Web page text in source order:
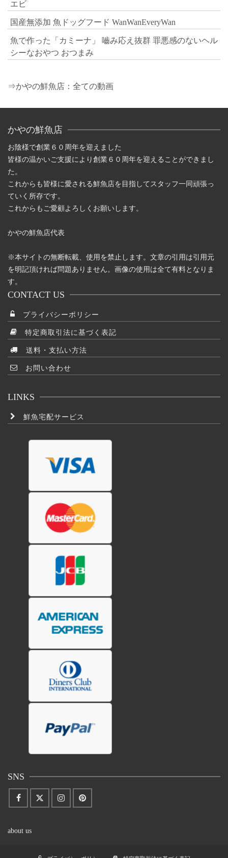
エビ
国産無添加 魚ドッグフード WanWanEveryWan
魚で作った「カミーナ」 嚙み応え抜群 罪悪感のないヘル
シーなおやつ おつまみ
⇒かやの鮮魚店：全ての動画
かやの鮮魚店
お陰様で創業６０周年を迎えました
皆様の温かいご支援により創業６０周年を迎えることができまし
た。
これからも皆様に愛される鮮魚店を目指してスタッフ一同頑張っ
ていく所存です。
これからもご愛顧よろしくお願いします。
かやの鮮魚店代表
※本サイトの無断転載、使用を禁止します。文章の引用は引用元
を明記頂ければ問題ありません。画像の使用は全て有料となりま
す。
CONTACT US
プライバシーポリシー
特定商取引法に基づく表記
送料・支払い方法
お問い合わせ
LINKS
鮮魚宅配サービス
SNS
about us